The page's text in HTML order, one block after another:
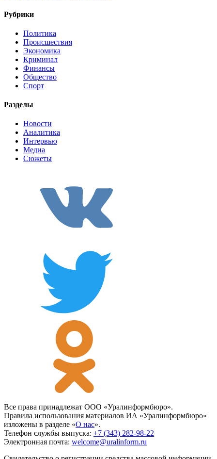
Рубрики
Политика
Происшествия
Экономика
Криминал
Финансы
Общество
Спорт
Разделы
Новости
Аналитика
Интервью
Медиа
Сюжеты
Все права принадлежат ООО «Уралинформбюро».
Правила использования материалов ИА «Уралинформбюро»
изложены в разделе «О нас».
Телефон службы выпуска: +7 (343) 282-98-22
Электронная почта: welcome@uralinform.ru